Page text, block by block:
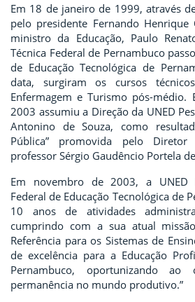
Em 18 de janeiro de 1999, através
pelo presidente Fernando
ministro da Educação, Paulo
Técnica Federal de Pernambuco
de Educação Tecnológica de
data, surgiram os cursos
Enfermagem e Turismo pós-
2003 assumiu a Direção da UNED
Antonino de Souza, como
Pública” promovida pelo Diretor
professor Sérgio Gaudêncio Portela
Em novembro de 2003, a UNED
Federal de Educação Tecnológica de
10 anos de atividades
cumprindo com a sua atual
Referência para os Sistemas de
de excelência para a Educação
Pernambuco, oportunizando ao
permanência no mundo produtivo.”